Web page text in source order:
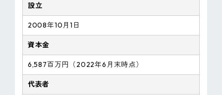
設立
2008年10月1日
資本金
6,587百万円（2022年6月末時点）
代表者